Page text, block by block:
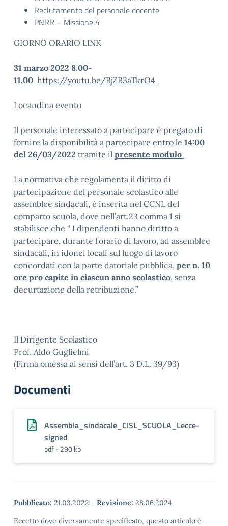
Reclutamento del personale docente
PNRR – Missione 4
GIORNO ORARIO LINK
31 marzo 2022 8.00-
11.00 https://youtu.be/BjZB3aTkrO4
Locandina evento
Il personale interessato a partecipare è pregato di
fornire la disponibilità a partecipare entro le 14:00
del 26/03/2022 tramite il presente modulo
La normativa che regolamenta il diritto di
partecipazione del personale scolastico alle
assemblee sindacali, è inserita nel CCNL del
comparto scuola, dove nell’art.23 comma 1 si
stabilisce che “ I dipendenti hanno diritto a
partecipare, durante l’orario di lavoro, ad assemblee
sindacali, in idonei locali sul luogo di lavoro
concordati con la parte datoriale pubblica, per n. 10
ore pro capite in ciascun anno scolastico, senza
decurtazione della retribuzione.”
Il Dirigente Scolastico
Prof. Aldo Guglielmi
(Firma omessa ai sensi dell’art. 3 D.L. 39/93)
Documenti
Assembla_sindacale_CISL_SCUOLA_Lecce-
signed
pdf - 290 kb
Pubblicato: 21.03.2022 - Revisione: 28.06.2024
Eccetto dove diversamente specificato, questo articolo è